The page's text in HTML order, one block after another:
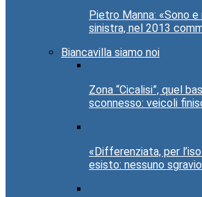
Pietro Manna: «Sono
sinistra, nel 2013
Biancavilla siamo noi
Zona “Cicalisi”, quel
sconnesso: veicoli
«Differenziata, per
esisto: nessuno